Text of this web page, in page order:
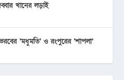
খানের লড়াই
‘মধুমতি’ ও রংপুরের ‘শাপলা’